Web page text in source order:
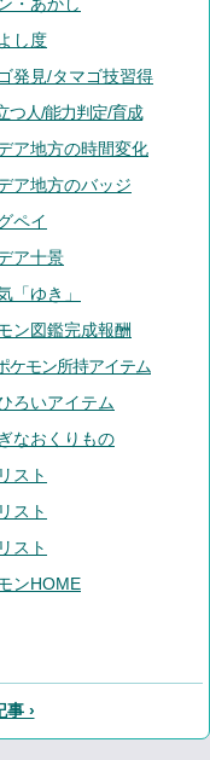
し度
発見/タマゴ技習得
つ人/能力判定/育成
ア地方の時間変化
ア地方のバッジ
ペイ
ア十景
「ゆき」
ン図鑑完成報酬
ケモン所持アイテム
ろいアイテム
なおくりもの
スト
スト
スト
ンHOME
事 ›